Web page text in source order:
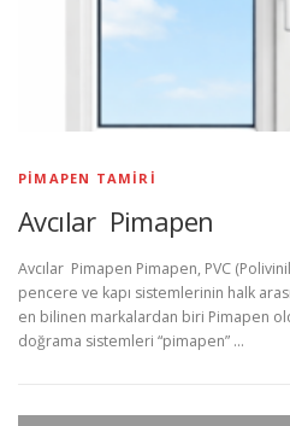
PIMAPEN TAMIRI
Avcılar Pimapen
Avcılar Pimapen Pimapen, PVC
pencere ve kapı sistemlerinin halk
en bilinen markalardan biri Pimapen
doğrama sistemleri “pimapen” …